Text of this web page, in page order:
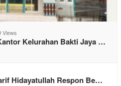
Views
Kelurahan Bakti Jaya …
Hidayatullah Respon Be…